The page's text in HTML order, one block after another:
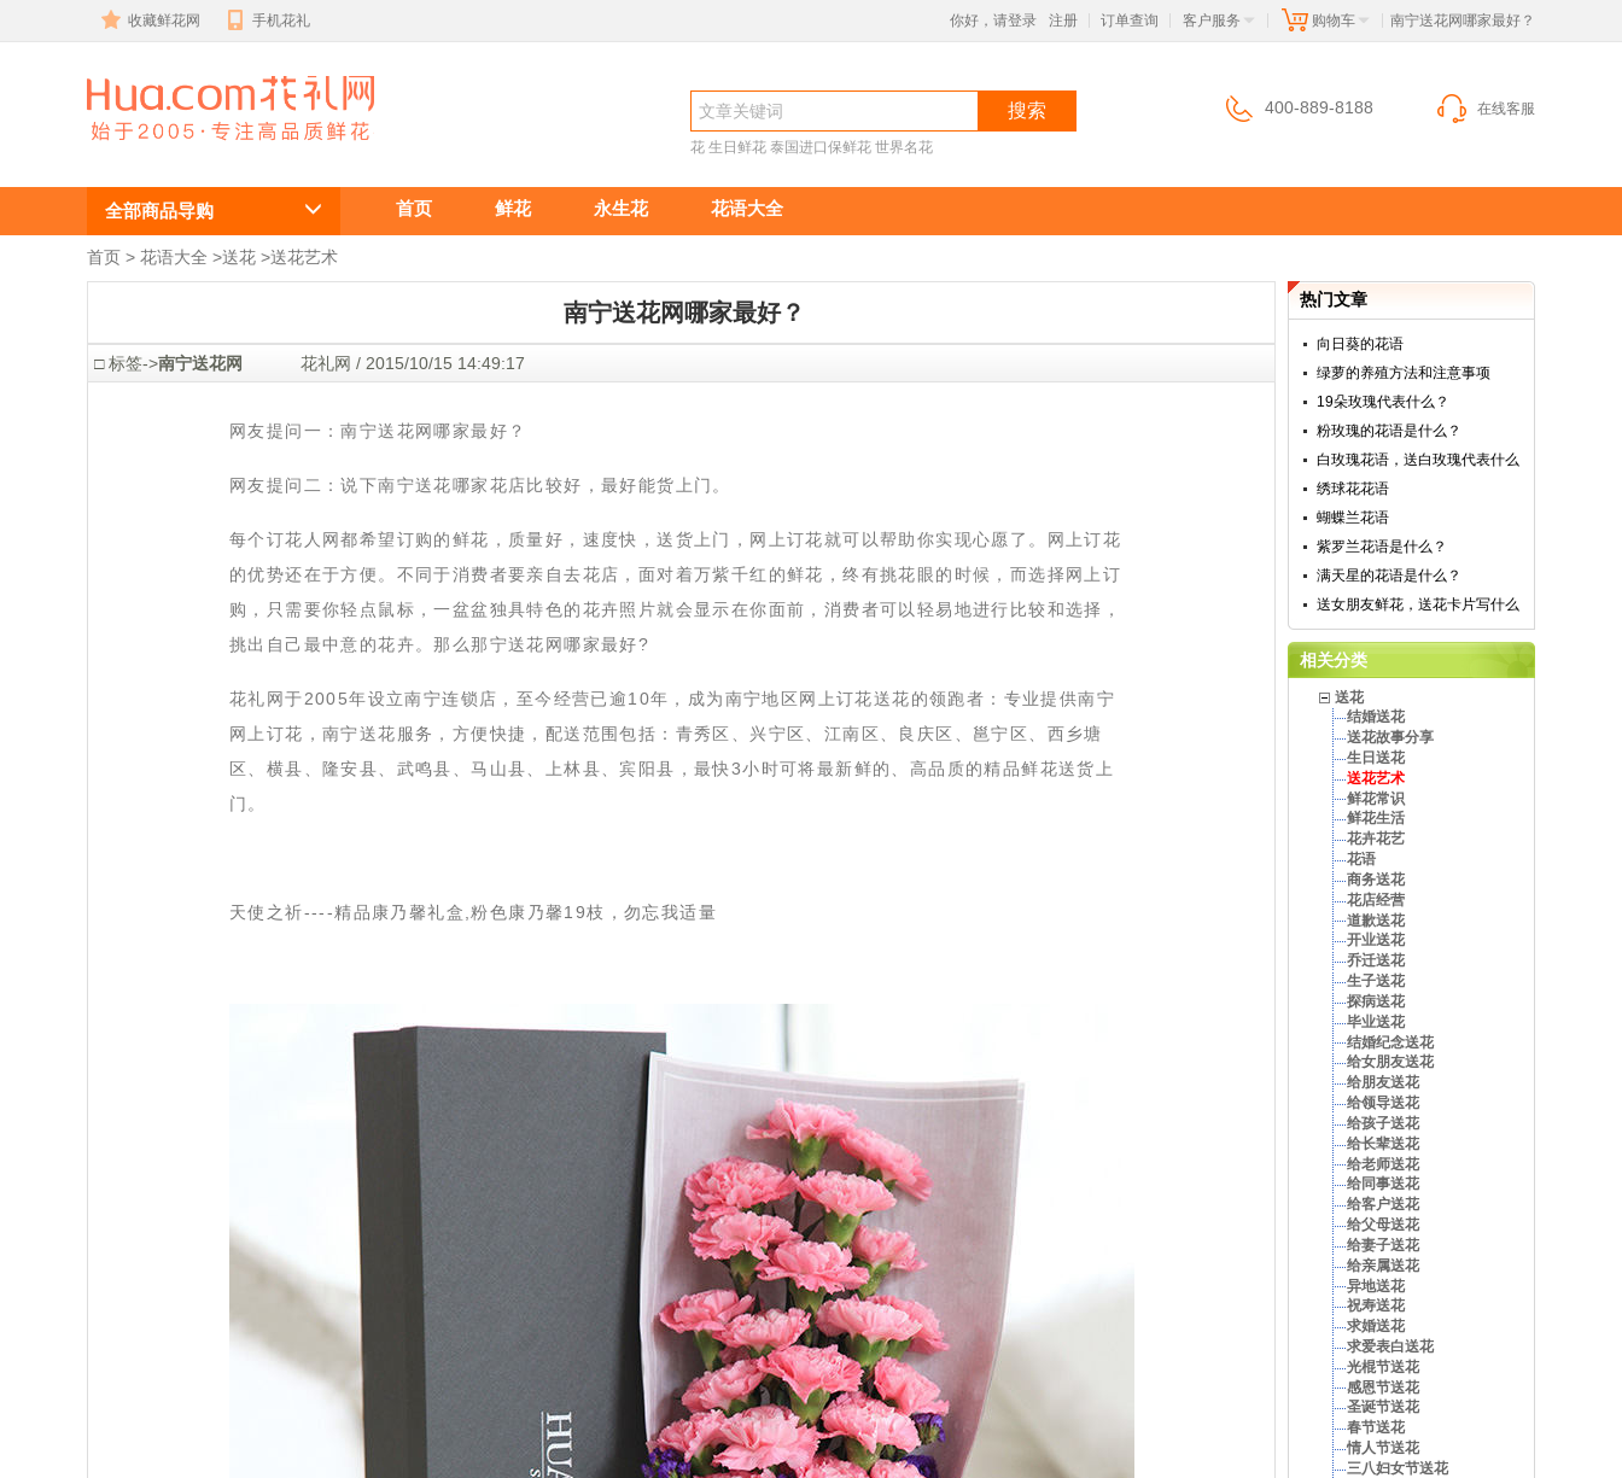
收藏鲜花网 手机花礼 你好，请登录 注册 订单查询 客户服务 购物车 南宁送花网哪家最好？
南宁送花网哪
家最好？
搜索
花 生日鲜花 泰国进口保鲜花 世界名花
400-889-8188 在线客服
全部商品导购 首页 鲜花 永生花 花语大全
首页 > 花语大全 >送花 >送花艺术
南宁送花网哪家最好？
□ 标签->南宁送花网 花礼网 / 2015/10/15 14:49:17
网友提问一：南宁送花网哪家最好？
网友提问二：说下南宁送花哪家花店比较好，最好能货上门。
每个订花人网都希望订购的鲜花，质量好，速度快，送货上门，网上订花就可以帮助你实现心愿了。网上订花
的优势还在于方便。不同于消费者要亲自去花店，面对着万紫千红的鲜花，终有挑花眼的时候，而选择网上订
购，只需要你轻点鼠标，一盆盆独具特色的花卉照片就会显示在你面前，消费者可以轻易地进行比较和选择，
挑出自己最中意的花卉。那么那宁送花网哪家最好?
花礼网于2005年设立南宁连锁店，至今经营已逾10年，成为南宁地区网上订花送花的领跑者：专业提供南宁
网上订花，南宁送花服务，方便快捷，配送范围包括：青秀区、兴宁区、江南区、良庆区、邕宁区、西乡塘
区、横县、隆安县、武鸣县、马山县、上林县、宾阳县，最快3小时可将最新鲜的、高品质的精品鲜花送货上
门。
天使之祈----精品康乃馨礼盒,粉色康乃馨19枝，勿忘我适量
热门文章
向日葵的花语
绿萝的养殖方法和注意事项
19朵玫瑰代表什么？
粉玫瑰的花语是什么？
白玫瑰花语，送白玫瑰代表什么
绣球花花语
蝴蝶兰花语
紫罗兰花语是什么？
满天星的花语是什么？
送女朋友鲜花，送花卡片写什么
相关分类
送花
结婚送花
送花故事分享
生日送花
送花艺术
鲜花常识
鲜花生活
花卉花艺
花语
商务送花
花店经营
道歉送花
开业送花
乔迁送花
生子送花
探病送花
毕业送花
结婚纪念送花
给女朋友送花
给朋友送花
给领导送花
给孩子送花
给长辈送花
给老师送花
给同事送花
给客户送花
给父母送花
给妻子送花
给亲属送花
异地送花
祝寿送花
求婚送花
求爱表白送花
光棍节送花
感恩节送花
圣诞节送花
春节送花
情人节送花
三八妇女节送花